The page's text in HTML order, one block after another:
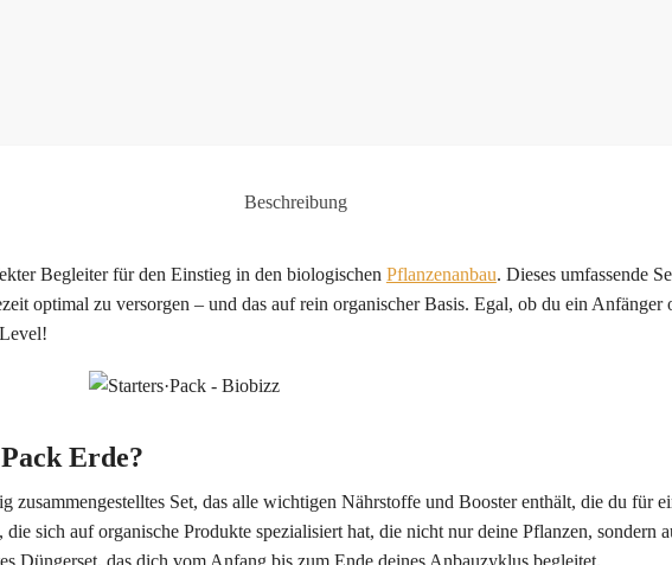
Beschreibung
Begleiter für den Einstieg in den biologischen Pflanzenanbau. Dieses umfassende
optimal zu versorgen – und das auf rein organischer Basis. Egal, ob du ein Anfänger
Erde?
zusammengestelltes Set, das alle wichtigen Nährstoffe und Booster enthält, die du für
sich auf organische Produkte spezialisiert hat, die nicht nur deine Pflanzen, sondern